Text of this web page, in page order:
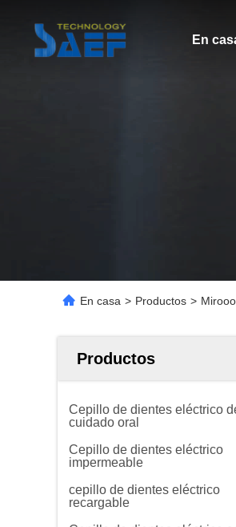
En
En casa > Productos >
Productos
Cepillo de dientes eléctrico
cuidado oral
Cepillo de dientes eléctrico
impermeable
cepillo de dientes eléctrico
recargable